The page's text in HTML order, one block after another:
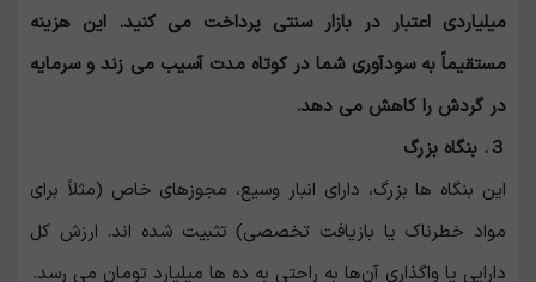
میلیاردی اعتبار در بازار سنتی پرداخت می‌ کنید. این هزینه
مستقیماً به سودآوری شما در کوتاه مدت آسیب می ‌زند و سرمایه
در گردش را کاهش می ‌دهد.
３. بنگاه بزرگ
این بنگاه‌ ها بزرگ، دارای انبار وسیع، مجوزهای خاص (مثلاً برای
مواد خطرناک یا بازیافت تخصصی) تثبیت شده‌ اند. ارزش کل
دارایی یا واگذاری آن‌ها به راحتی به ده‌ ها میلیارد تومان می‌ رسد.